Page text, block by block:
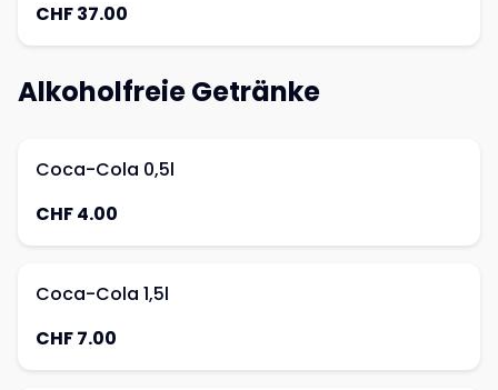
CHF 37.00
Alkoholfreie Getränke
Coca-Cola 0,5l
CHF 4.00
Coca-Cola 1,5l
CHF 7.00